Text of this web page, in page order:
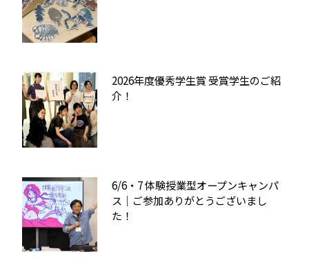
2026年度優秀学生賞 受賞学生のご紹
介！
6/6・7 体験授業型オープンキャンパ
ス｜ご参加ありがとうございまし
た！